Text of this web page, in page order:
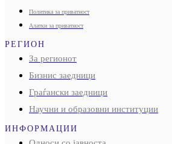
Политика за приватност
Алатки за приватност
РЕГИОН
За регионот
Бизнис заедници
Граѓански заедници
Научни и образовни институции
ИНФОРМАЦИИ